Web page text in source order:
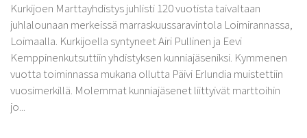
Kurkijoen Marttayhdistys juhlisti 120 vuotista taivaltaan
juhlalounaan merkeissä marraskuussaravintola Loimirannassa,
Loimaalla. Kurkijoella syntyneet Airi Pullinen ja Eevi
Kemppinenkutsuttiin yhdistyksen kunniajäseniksi. Kymmenen
vuotta toiminnassa mukana ollutta Päivi Erlundia muistettiin
vuosimerkillä. Molemmat kunniajäsenet liittyivät marttoihin
jo...